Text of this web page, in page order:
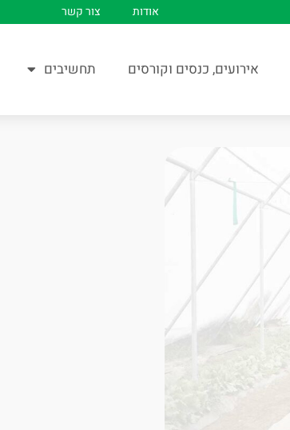
אודות צור קשר
אירועים, כנסים וקורסים תחשיבים